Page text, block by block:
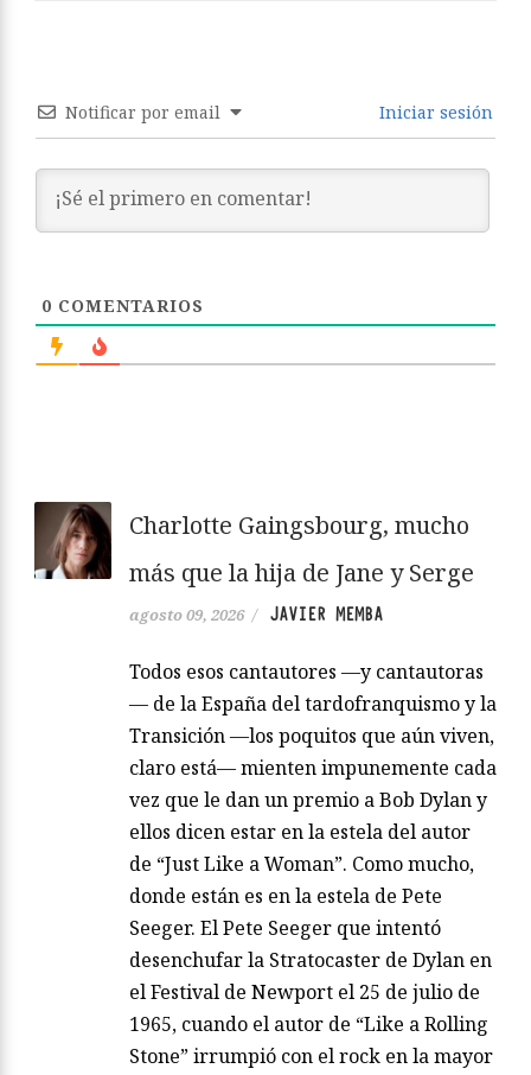
Notificar por email Iniciar sesión
0 COMENTARIOS
Charlotte Gaingsbourg, mucho
más que la hija de Jane y Serge
agosto 09, 2026 / JAVIER MEMBA
Todos esos cantautores —y cantautoras
— de la España del tardofranquismo y la
Transición —los poquitos que aún viven,
claro está— mienten impunemente cada
vez que le dan un premio a Bob Dylan y
ellos dicen estar en la estela del autor
de “Just Like a Woman”. Como mucho,
donde están es en la estela de Pete
Seeger. El Pete Seeger que intentó
desenchufar la Stratocaster de Dylan en
el Festival de Newport el 25 de julio de
1965, cuando el autor de “Like a Rolling
Stone” irrumpió con el rock en la mayor